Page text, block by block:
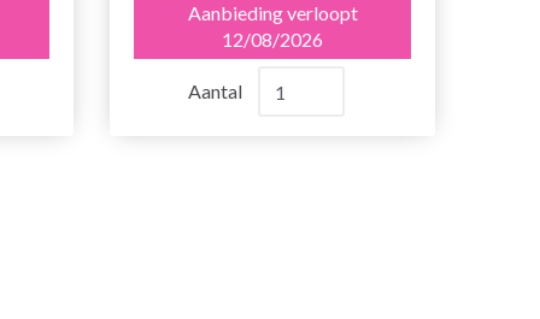
Aanbieding verloopt
12/08/2026
Aantal